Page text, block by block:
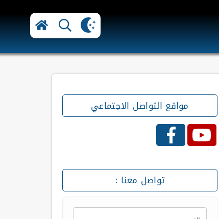
مواقع التواصل الاجتماعي
تواصل معنا :